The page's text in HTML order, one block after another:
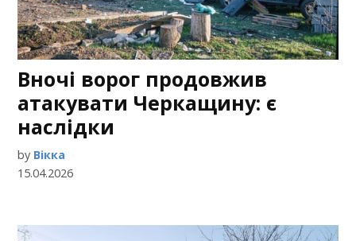
Вночі ворог продовжив
атакувати Черкащину: є
наслідки
by Вікка
15.04.2026